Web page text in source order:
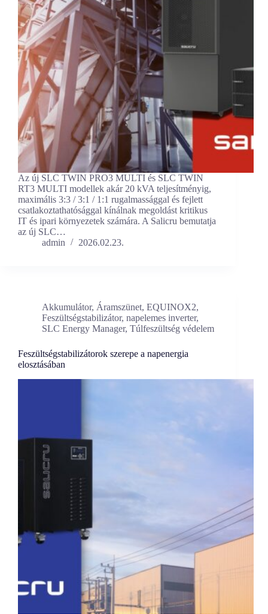
Az új SLC TWIN PRO3 MULTI és SLC TWIN
RT3 MULTI modellek akár 20 kVA teljesítményig,
maximális 3:3 / 3:1 / 1:1 rugalmassággal és fejlett
csatlakoztathatósággal kínálnak megoldást kritikus
IT és ipari környezetek számára. A Salicru bemutatja
az új SLC…
admin
2026.02.23.
Akkumulátor, Áramszünet, EQUINOX2,
Feszültségstabilizátor, napelemes inverter,
SLC Energy Manager, Túlfeszültség védelem
Feszültségstabilizátorok szerepe a napenergia
elosztásában